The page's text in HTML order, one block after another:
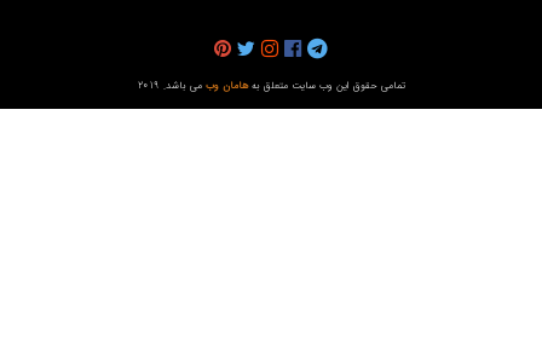
تمامی حقوق این وب سایت متعلق بههامان وب می باشد. 2019